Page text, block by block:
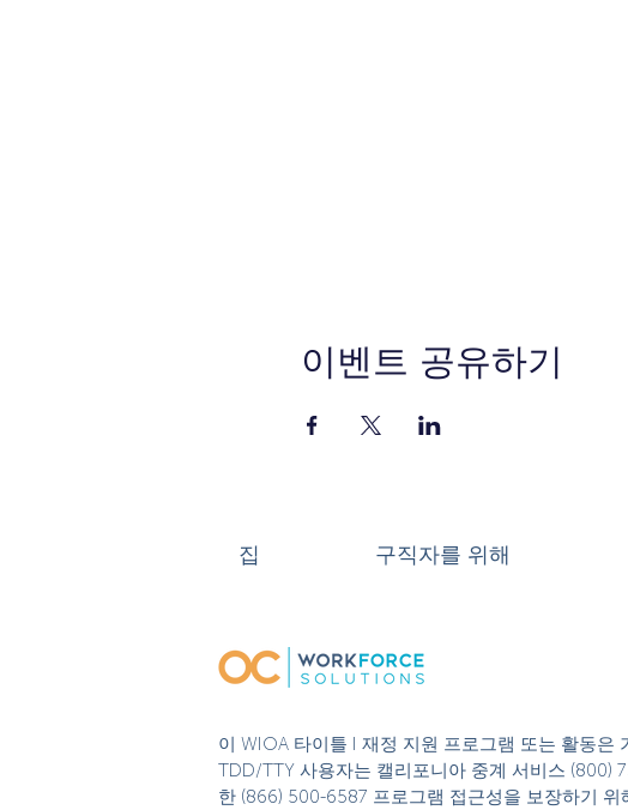
이벤트 공유하기
집 구직자를 위해
이 WIOA 타이틀 I 재정 지원 프로그램 또는 활동
TDD/TTY 사용자는 캘리포니아 중계 서비스 (800)
한 (866) 500-6587 프로그램 접근성을 보장하기